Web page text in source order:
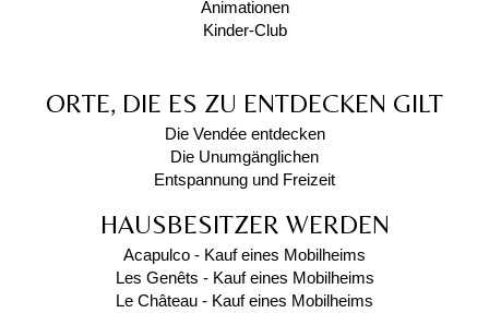
Animationen
Kinder-Club
ORTE, DIE ES ZU ENTDECKEN GILT
Die Vendée entdecken
Die Unumgänglichen
Entspannung und Freizeit
HAUSBESITZER WERDEN
Acapulco - Kauf eines Mobilheims
Les Genêts - Kauf eines Mobilheims
Le Château - Kauf eines Mobilheims